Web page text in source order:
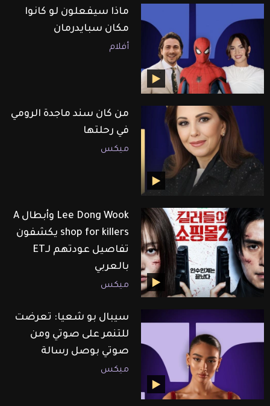
ماذا سيفعلون لو كانوا
مكان سبايدرمان
أفلام
من كان سند ماجدة الرومي
في رحلتها
ميكس
Lee Dong Wook وأبطال A
shop for killers يكشفون
تفاصيل عودتهم لـET
بالعربي
ميكس
سيبال بو شعيا: تعرضت
للتنمر على صوتي ومن
صوتي بوصل رسالة
ميكس